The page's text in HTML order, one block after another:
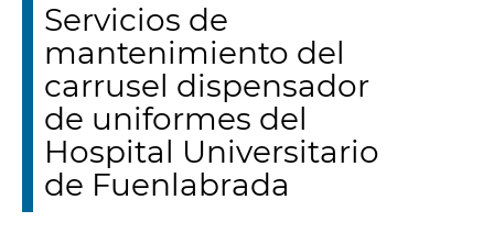
Servicios de
mantenimiento del
carrusel dispensador
de uniformes del
Hospital Universitario
de Fuenlabrada